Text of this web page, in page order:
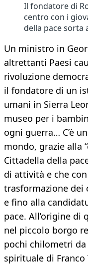
Il fondatore di
centro con i
della pace sorta
Un ministro in
altrettanti Paesi
rivoluzione
il fondatore di un
umani in Sierra
museo per i
ogni guerra… C’è
mondo, grazie alla
Cittadella della
di attività e che
trasformazione dei
e fino alla
pace. All’origine di
nel piccolo borgo
pochi chilometri da
spirituale di